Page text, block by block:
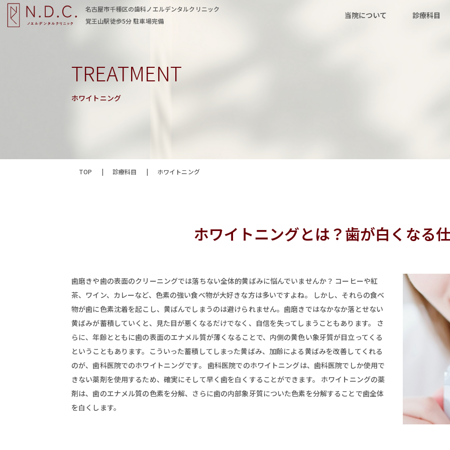
名古屋市千種区の歯科ノエルデンタルクリニック
覚王山駅徒歩5分 駐車場完備
当院について 診療科目
TREATMENT
ホワイトニング
TOP | 診療科目 | ホワイトニング
ホワイトニングとは？歯が白くなる
歯磨きや歯の表面のクリーニングでは落ちない全体的黄ばみに悩んでいませんか？ コーヒーや紅
茶、ワイン、カレーなど、色素の強い食べ物が大好きな方は多いですよね。 しかし、それらの食べ
物が歯に色素沈着を起こし、黄ばんでしまうのは避けられません。歯磨きではなかなか落とせない
黄ばみが蓄積していくと、見た目が悪くなるだけでなく、自信を失ってしまうこともあります。 さ
らに、年齢とともに歯の表面のエナメル質が薄くなることで、内側の黄色い象牙質が目立ってくる
ということもあります。こういった蓄積してしまった黄ばみ、加齢による黄ばみを改善してくれる
のが、歯科医院でのホワイトニングです。 歯科医院でのホワイトニングは、歯科医院でしか使用で
きない薬剤を使用するため、確実にそして早く歯を白くすることができます。 ホワイトニングの薬
剤は、歯のエナメル質の色素を分解、さらに歯の内部象牙質についた色素を分解することで歯全体
を白くします。